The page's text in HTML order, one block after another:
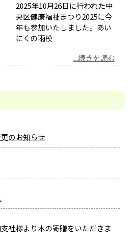
2025年10月26日に行われた中
央区健康福祉まつり2025に今
年も参加いたしました。あい
にくの雨模
...続きを読む
のお知らせ
社様より本の寄贈をいただきま